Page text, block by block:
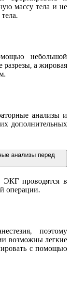
массу тела и не
небольшой
разрезы, а жировая
анализы и
дополнительных
анализы перед
ЭКГ проводятся в
операции.
поэтому
возможны легкие
с помощью